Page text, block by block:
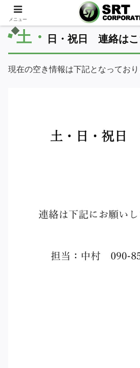
土・ 日・祝日 連絡は
現在の空き情報は下記となっており
メニュー